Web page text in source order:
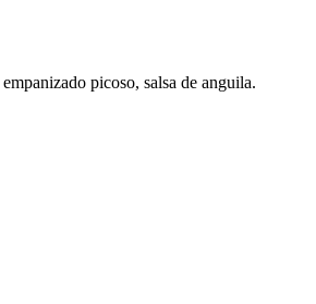
picoso, salsa de anguila.